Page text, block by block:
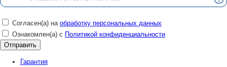
Согласен(а) на обработку персональных данных
Ознакомлен(а) с Политикой конфиденциальности
Гарантия